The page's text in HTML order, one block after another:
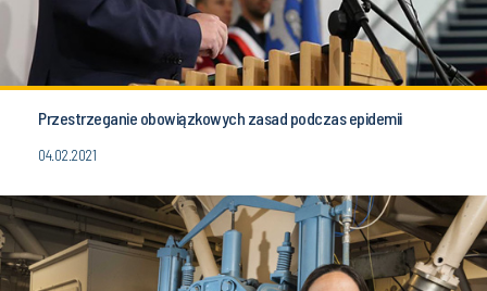
Przestrzeganie obowiązkowych zasad podczas epidemii
04.02.2021